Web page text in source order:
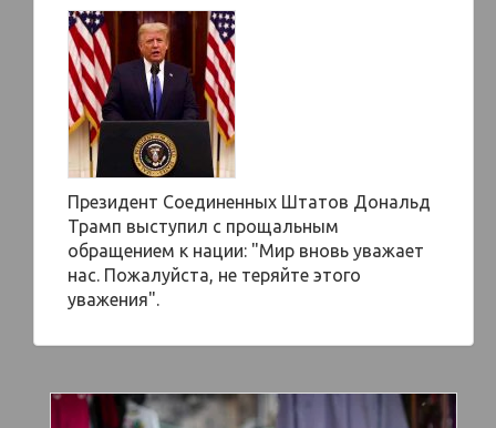
Президент Соединенных Штатов Дональд
Трамп выступил с прощальным
обращением к нации: "Мир вновь уважает
нас. Пожалуйста, не теряйте этого
уважения".